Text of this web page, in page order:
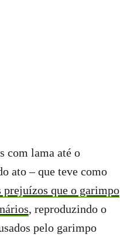
com lama até o
ato – que teve como
prejuízos que o garimpo
, reproduzindo o
pelo garimpo